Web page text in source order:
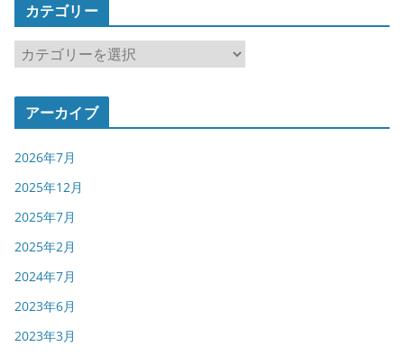
カテゴリー
カ
テ
ゴ
アーカイブ
2026年7月
2025年12月
2025年7月
2025年2月
2024年7月
2023年6月
2023年3月